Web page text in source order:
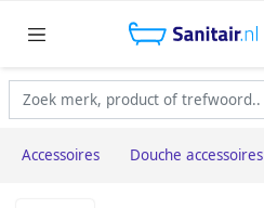
Accessoires Douche accessoires